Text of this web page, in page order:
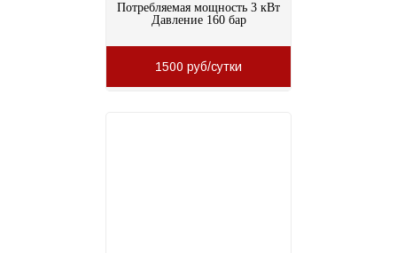
Потребляемая мощность 3 кВт
Давление 160 бар
1500 руб/сутки